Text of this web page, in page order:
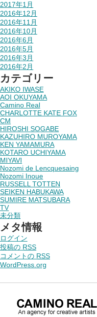
2017年1月
2016年12月
2016年11月
2016年10月
2016年6月
2016年5月
2016年3月
2016年2月
カテゴリー
AKIKO IWASE
AOI OKUYAMA
Camino Real
CHARLOTTE KATE FOX
CM
HIROSHI SOGABE
KAZUHIRO MUROYAMA
KEN YAMAMURA
KOTARO UCHIYAMA
MIYAVI
Nozomi de Lencquesaing
Nozomi Inoue
RUSSELL TOTTEN
SEIKEN HABUKAWA
SUMIRE MATSUBARA
TV
未分類
メタ情報
ログイン
投稿の RSS
コメントの RSS
WordPress.org